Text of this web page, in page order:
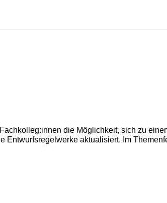
die Möglichkeit, sich zu
aktualisiert. Im